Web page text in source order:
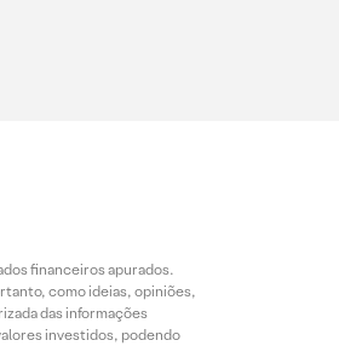
financeiros apurados.
como ideias, opiniões,
das informações
investidos, podendo